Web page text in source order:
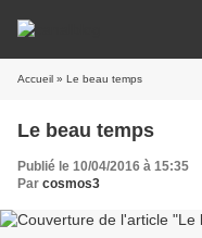
Accueil » Le beau temps
Le beau temps
Publié le 10/04/2016 à 15:35
Par cosmos3